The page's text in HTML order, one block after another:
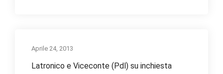
Aprile 24, 2013
Latronico e Viceconte (Pdl) su inchiesta